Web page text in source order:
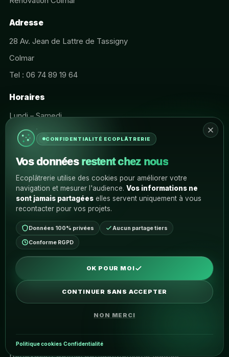
CONFIDENTIALITÉ ECOPLÂTRERIE
Vos données restent chez nous
Ecoplâtrerie utilise des cookies pour améliorer votre
navigation et mesurer l'audience. Vos informations ne
sont jamais partagées elles servent uniquement à vous
recontacter pour vos projets.
Données 100% privées Aucun partage tiers
Conforme RGPD
OK POUR MOI
CONTINUER SANS ACCEPTER
NON MERCI
Politique cookies·Confidentialité
Adresse
28 Av. Jean de Lattre de Tassigny
Colmar
Tel : 06 74 89 19 64
Horaires
Lundi – Samedi
07:00 – 21:00
INFORMATIONS
Un projet en tête ?
Parlons de votre rénovation et donnons une vraie
direction à votre futur intérieur.
DEMANDER UN DEVIS
MENTIONS LÉGALES
AccueilPeintre ColmarPeinture Colmar
Rénovation ColmarContactMentions légales